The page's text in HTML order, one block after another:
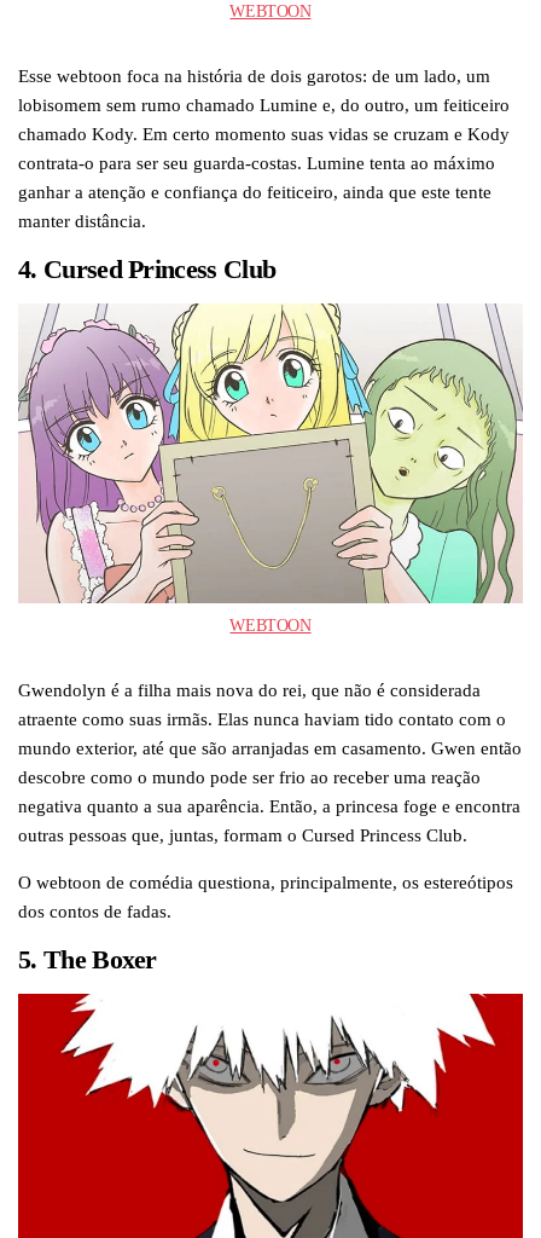
WEBTOON
Esse webtoon foca na história de dois garotos: de um lado, um
lobisomem sem rumo chamado Lumine e, do outro, um feiticeiro
chamado Kody. Em certo momento suas vidas se cruzam e Kody
contrata-o para ser seu guarda-costas. Lumine tenta ao máximo
ganhar a atenção e confiança do feiticeiro, ainda que este tente
manter distância.
4. Cursed Princess Club
WEBTOON
Gwendolyn é a filha mais nova do rei, que não é considerada
atraente como suas irmãs. Elas nunca haviam tido contato com o
mundo exterior, até que são arranjadas em casamento. Gwen então
descobre como o mundo pode ser frio ao receber uma reação
negativa quanto a sua aparência. Então, a princesa foge e encontra
outras pessoas que, juntas, formam o Cursed Princess Club.
O webtoon de comédia questiona, principalmente, os estereótipos
dos contos de fadas.
5. The Boxer